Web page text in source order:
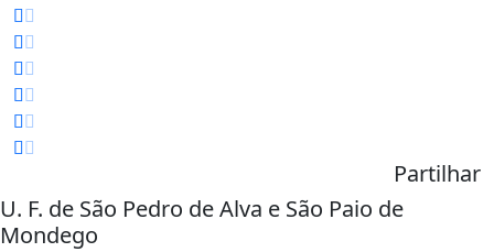
Partilhar
U. F. de São Pedro de Alva e São Paio de
Mondego